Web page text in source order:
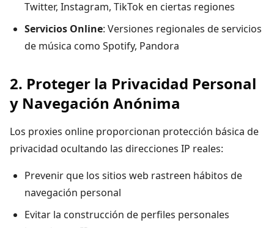
Twitter, Instagram, TikTok en ciertas regiones
Servicios Online: Versiones regionales de servicios
de música como Spotify, Pandora
2. Proteger la Privacidad Personal
y Navegación Anónima
Los proxies online proporcionan protección básica de
privacidad ocultando las direcciones IP reales:
Prevenir que los sitios web rastreen hábitos de
navegación personal
Evitar la construcción de perfiles personales